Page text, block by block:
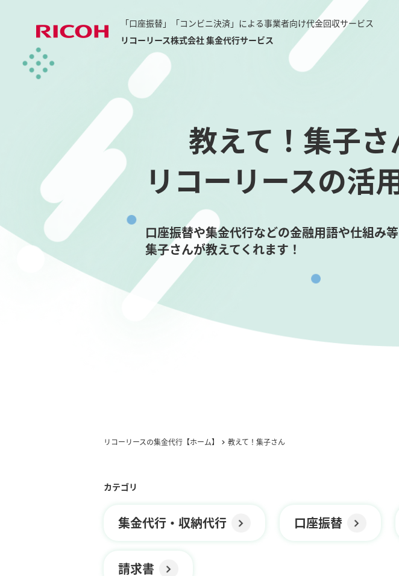
「口座振替」「コンビニ決済」による事業者向け代金回収サービス
リコーリース株式会社 集金代行サービス
教えて！集子さ
リコーリースの活
口座振替や集金代行などの金融用語や仕組み
集子さんが教えてくれます！
リコーリースの集金代行【ホーム】 教えて！集子さん
カテゴリ
集金代行・収納代行 口座振替
請求書